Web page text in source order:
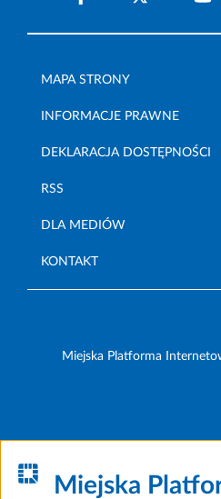
MAPA STRONY
INFORMACJE PRAWNE
DEKLARACJA DOSTĘPNOŚCI
RSS
DLA MEDIÓW
KONTAKT
Miejska Platforma
Miejska